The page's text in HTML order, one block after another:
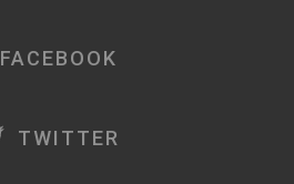
FACEBOOK
TWITTER